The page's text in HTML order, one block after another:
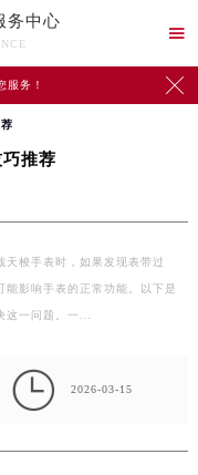
务中心

服务！ 
推荐
天梭手表时，如果发现表带过
能影响手表的正常功能。以下是
这一问题。一…
 2026-03-15